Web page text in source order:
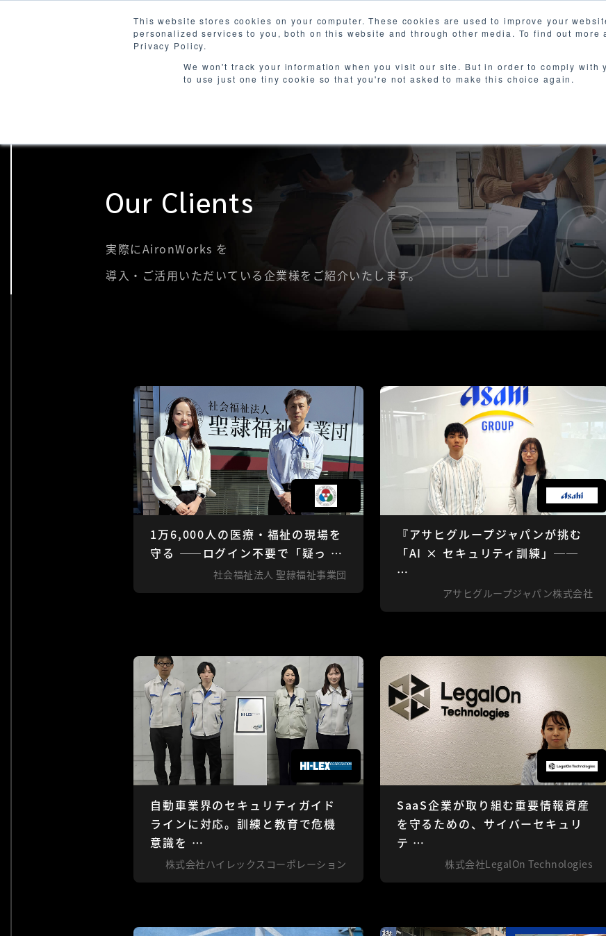
This website stores cookies on your computer. These cookies are used to improve your
personalized services to you, both on this website and through other media. To find out more
Privacy Policy.
We won't track your information when you visit our site. But in order to comply with
to use just one tiny cookie so that you're not asked to make this choice again.
Product About us
Our Clients
実際にAironWorks を
導入・ご活用いただいている企業様をご紹介いたします。
1万6,000人の医療・福祉の現場を
守る ——ログイン不要で「疑っ …
社会福祉法人 聖隷福祉事業団
『アサヒグループジャパンが挑む
「AI × セキュリティ訓練」──
…
アサヒグループジャパン株式会社
自動車業界のセキュリティガイド
ラインに対応。訓練と教育で危機
意識を …
株式会社ハイレックスコーポレーション
SaaS企業が取り組む重要情報資産
を守るための、サイバーセキュリ
テ …
株式会社LegalOn Technologies